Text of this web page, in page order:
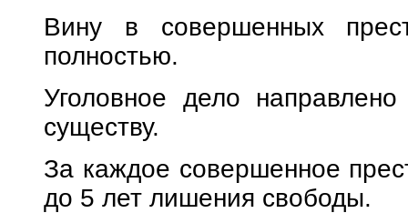
Вину в совершенных
полностью.
Уголовное дело
существу.
За каждое совершенное
до 5 лет лишения свободы.